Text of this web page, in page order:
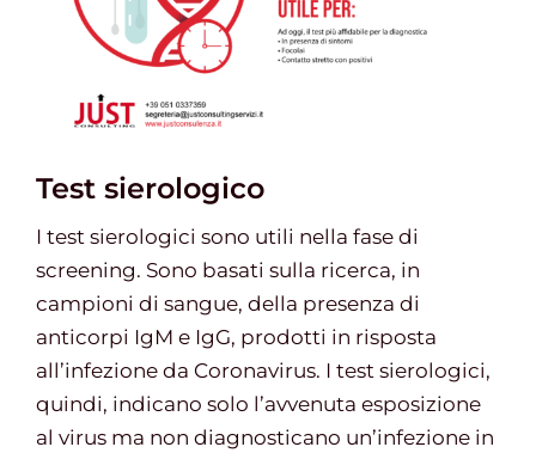
Test sierologico
I test sierologici sono utili nella fase di
screening. Sono basati sulla ricerca, in
campioni di sangue, della presenza di
anticorpi IgM e IgG, prodotti in risposta
all’infezione da Coronavirus. I test sierologici,
quindi, indicano solo l’avvenuta esposizione
al virus ma non diagnosticano un’infezione in